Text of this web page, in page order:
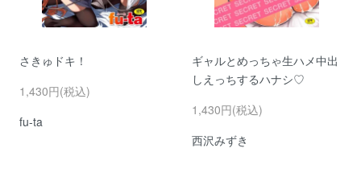
さきゅドキ！
1,430円(税込)
fu-ta
ギャルとめっちゃ生ハメ中出
しえっちするハナシ♡
1,430円(税込)
西沢みずき